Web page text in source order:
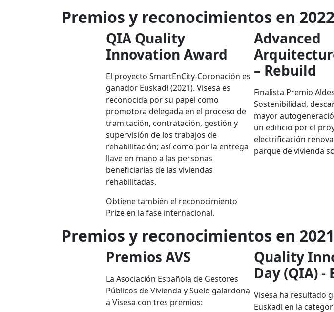
Premios y reconocimientos en 2022
QIA Quality
Innovation Award
El proyecto SmartEnCity-Coronación es
ganador Euskadi (2021). Visesa es
reconocida por su papel como
promotora delegada en el proceso de
tramitación, contratación, gestión y
supervisión de los trabajos de
rehabilitación; así como por la entrega
llave en mano a las personas
beneficiarias de las viviendas
rehabilitadas.
Obtiene también el reconocimiento
Prize en la fase internacional.
Advanced
– Rebuild
Finalista Premio
Sostenibilidad,
mayor
un edificio por el
electrificación
parque de vivienda
Premios y reconocimientos en 2021
Premios AVS
La Asociación Española de Gestores
Públicos de Vivienda y Suelo galardona
a Visesa con tres premios:
Quality
Day (QIA) -
Visesa ha resultado
Euskadi en la